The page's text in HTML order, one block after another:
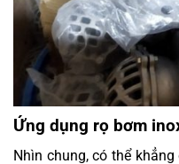
Ứng dụng rọ bơm
Nhìn chung, có thể